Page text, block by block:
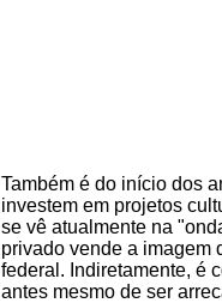
Também é do início dos
investem em projetos
se vê atualmente na
privado vende a imagem
federal. Indiretamente, é
antes mesmo de ser